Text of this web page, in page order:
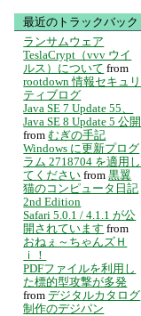
最近のトラックバック
ランサムウェア
TeslaCrypt（vvv ウイ
ルス）について from
rootdown 情報セキュリ
ティブログ
Java SE 7 Update 55、
Java SE 8 Update 5 公開
from むぎの手記
Windows に更新プログ
ラム 2718704 を適用し
てください from 黒翼
猫のコンピュータ日記
2nd Edition
Safari 5.0.1 / 4.1.1 が公
開されています from
おねぇ～ちゃんズＨ
ｉ！
PDFファイルを利用し
た標的型攻撃が多発
from デジタルカタログ
制作のデジパン